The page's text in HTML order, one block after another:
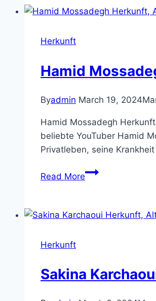
kinder,
Familie
Herkunft
Hamid
Byadmin March 19, 2024
Hamid Mossadegh
beliebte YouTuber Hamid
Privatleben, seine
Read MoreHamid
Alter,
Familie,
Vermogen
Herkunft
Sakina